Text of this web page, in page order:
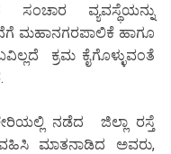
ಸಂಚಾರ ವ್ಯವಸ್ಥೆಯನ್ನು
ಮಹಾನಗರಪಾಲಿಕೆ ಹಾಗೂ
ಕ್ರಮ ಕೈಗೊಳ್ಳುವಂತೆ
ನಡೆದ ಜಿಲ್ಲಾ ರಸ್ತೆ
ಮಾತನಾಡಿದ ಅವರು,